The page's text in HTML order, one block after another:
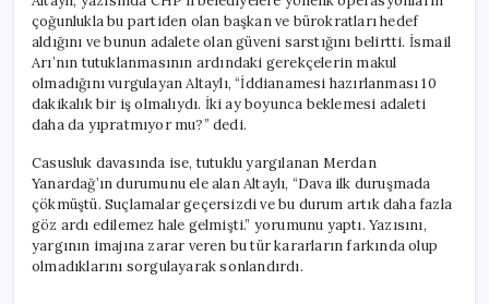
çoğunlukla bu partiden olan başkan ve bürokratları hedef
aldığını ve bunun adalete olan güveni sarstığını belirtti. İsmail
Arı’nın tutuklanmasının ardındaki gerekçelerin makul
olmadığını vurgulayan Altaylı, “İddianamesi hazırlanması 10
dakikalık bir iş olmalıydı. İki ay boyunca beklemesi adaleti
daha da yıpratmıyor mu?” dedi.
Casusluk davasında ise, tutuklu yargılanan Merdan
Yanardağ’ın durumunu ele alan Altaylı, “Dava ilk duruşmada
çökmüştü. Suçlamalar geçersizdi ve bu durum artık daha fazla
göz ardı edilemez hale gelmişti.” yorumunu yaptı. Yazısını,
yargının imajına zarar veren bu tür kararların farkında olup
olmadıklarını sorgulayarak sonlandırdı.